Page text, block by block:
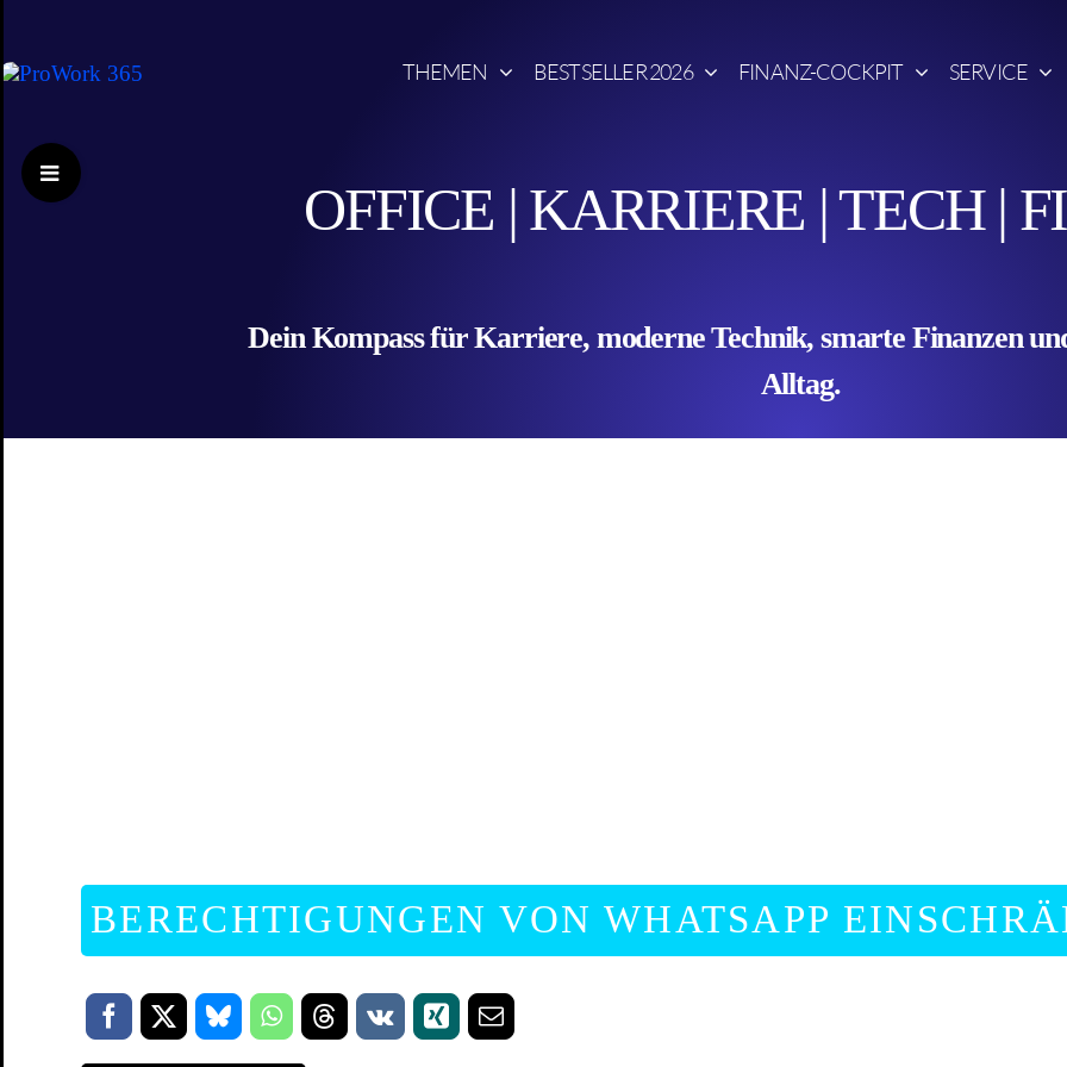
content
THEMEN BESTSELLER 2026 FINANZ-COCKPIT SERVICE
OFFICE | KARRIERE | TECH |
Dein Kompass für Karriere, moderne Technik, smarte Finanzen
Alltag.
BERECHTIGUNGEN VON WHATSAPP
Toggle
Sliding